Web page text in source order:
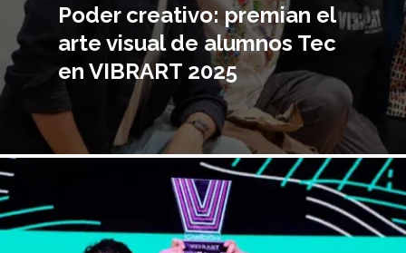
Poder creativo: premian el
arte visual de alumnos Tec
en VIBRART 2025